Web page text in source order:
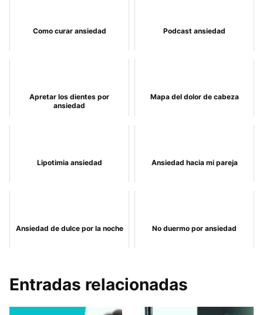
Como curar ansiedad Podcast ansiedad
Apretar los dientes por
ansiedad
Mapa del dolor de cabeza
Lipotimia ansiedad Ansiedad hacia mi pareja
Ansiedad de dulce por la noche No duermo por ansiedad
Entradas relacionadas